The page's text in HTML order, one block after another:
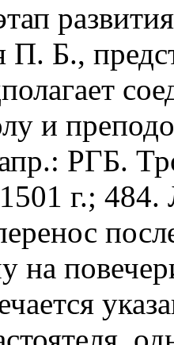
П. Б.,
и
РГБ.
г.;
на